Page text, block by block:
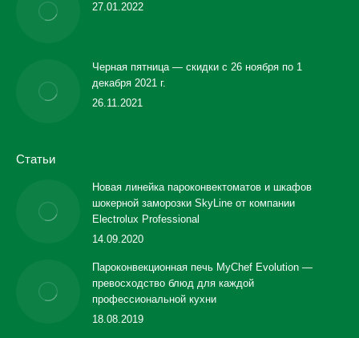
27.01.2022
Черная пятница — скидки с 26 ноября по 1
декабря 2021 г.
26.11.2021
Статьи
Новая линейка пароконвектоматов и шкафов
шокерной заморозки SkyLine от компании
Electrolux Professional
14.09.2020
Пароконвекционная печь MyChef Evolution —
превосходство блюд для каждой
профессиональной кухни
18.08.2019